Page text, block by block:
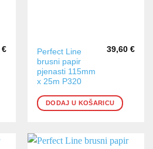
€
Perfect Line
brusni papir
pjenasti 115mm
x 25m P320
39,60 €
DODAJ U KOŠARICU